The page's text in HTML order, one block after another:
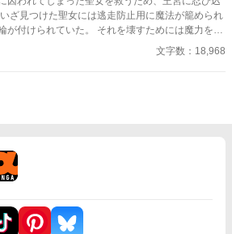
ざ見つけた聖女には逃走防止用に魔法が籠められ
が付けられていた。 それを壊すためには魔力を聖
らう必要があるという。 ではその方法は？ 「僕
る
文字数：18,968